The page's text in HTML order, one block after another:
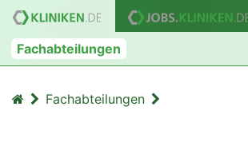
Fachabteilungen
Fachabteilungen